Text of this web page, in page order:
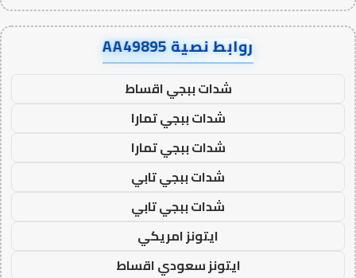
روابط نصية AA49895
شدات ببجي اقساط
شدات ببجي تمارا
شدات ببجي تمارا
شدات ببجي تابي
شدات ببجي تابي
ايتونز امريكي
ايتونز سعودي اقساط